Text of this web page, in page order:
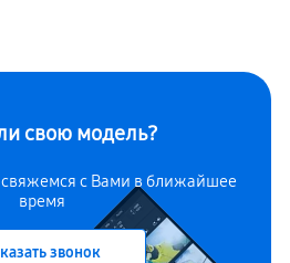
свою модель?
свяжемся с Вами в ближайшее
время
звонок